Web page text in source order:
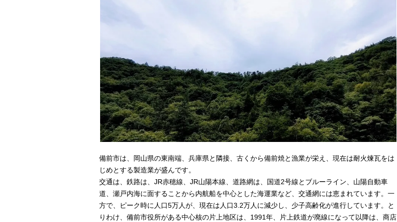
備前市は、岡山県の東南端、兵庫県と隣接、古くから備前焼と漁業が栄え、現在は耐火煉瓦をは
じめとする製造業が盛んです。
交通は、鉄路は、JR赤穂線、JR山陽本線、道路網は、国道2号線とブルーライン、山陽自動車
道、瀬戸内海に面することから内航船を中心とした海運業など、交通網には恵まれています。一
方で、ピーク時に人口5万人が、現在は人口3.2万人に減少し、少子高齢化が進行しています。と
りわけ、備前市役所がある中心核の片上地区は、1991年、片上鉄道が廃線になって以降は、商店